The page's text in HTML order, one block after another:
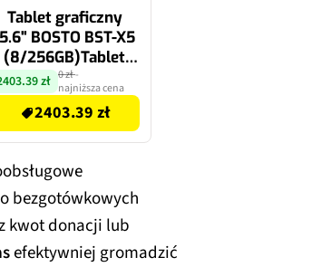
Tablet graficzny
BOSTO BST-X5
(8/256GB)Tablet
graficzny 18.4"
BOSTO BT-19UHD
zł 0 zł-
najniższa cena
2403.39 zł
bezgotówkowych
kwot donacji lub
efektywniej gromadzić